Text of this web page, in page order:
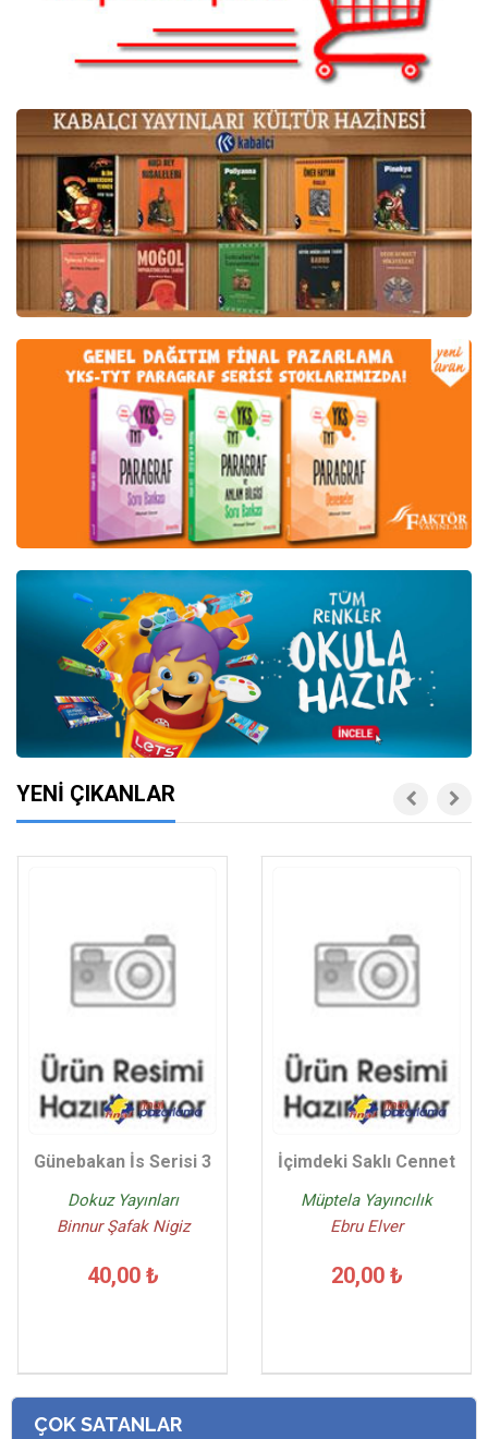
YENİ ÇIKANLAR
Günebakan İs Serisi 3
Dokuz Yayınları
Binnur Şafak Nigiz
40,00 ₺
İçimdeki Saklı Cennet
Müptela Yayıncılık
Ebru Elver
20,00 ₺
ÇOK SATANLAR